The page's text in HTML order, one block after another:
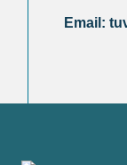
Email: